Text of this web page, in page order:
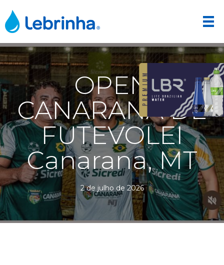
OPEN
CANARANA DE
FUTEVOLEI
Canarana, MT
2 de julho de 2026